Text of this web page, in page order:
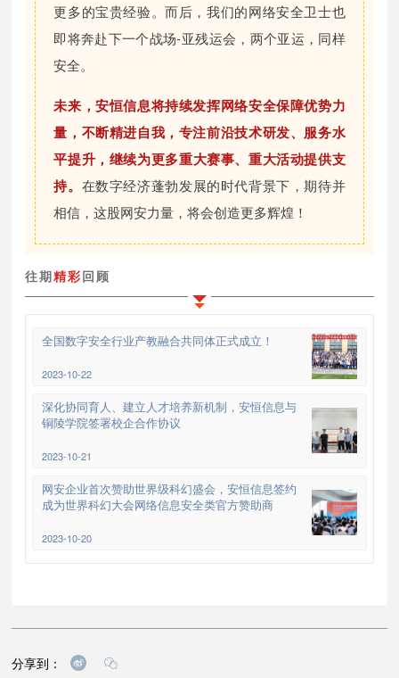
更多的宝贵经验。而后，我们的网络安全卫士也
即将奔赴下一个战场-亚残运会，两个亚运，同样
安全。
未来，安恒信息将持续发挥网络安全保障优势力
量，不断精进自我，专注前沿技术研发、服务水
平提升，继续为更多重大赛事、重大活动提供支
持。 在数字经济蓬勃发展的时代背景下，期待并
相信，这股网安力量，将会创造更多辉煌！
往期精彩回顾
全国数字安全行业产教融合共同体正式成立！
2023-10-22
深化协同育人、建立人才培养新机制，安恒信息与
铜陵学院签署校企合作协议
2023-10-21
网安企业首次赞助世界级科幻盛会，安恒信息签约
成为世界科幻大会网络信息安全类官方赞助商
2023-10-20
分享到：